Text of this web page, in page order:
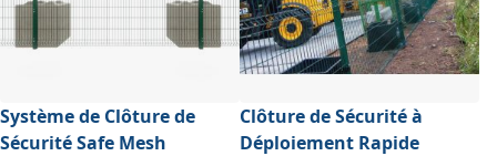
Système de Clôture de
Sécurité Safe Mesh
Clôture de Sécurité à
Déploiement Rapide